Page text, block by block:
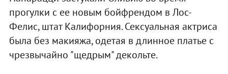
прогулки с ее новым бойфрендом в Лос-
Фелис, штат Калифорния. Сексуальная актриса
была без макияжа, одетая в длинное платье с
чрезвычайно "щедрым" декольте.